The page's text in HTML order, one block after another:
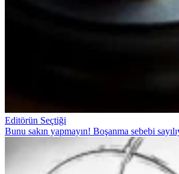
Editörün Seçtiği
Bunu sakın yapmayın! Boşanma sebebi